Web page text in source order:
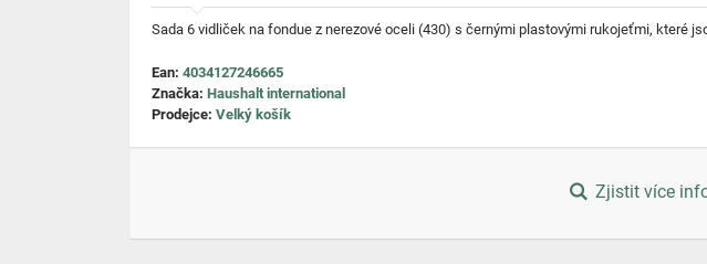
Sada 6 vidliček na fondue z nerezové oceli (430) s černými plastovými rukojeťmi, které
Ean: 4034127246665
Značka: Haushalt international
Prodejce: Velký košík
Zjistit více